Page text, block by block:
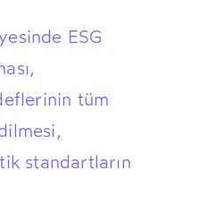
ESG
tüm
standartların